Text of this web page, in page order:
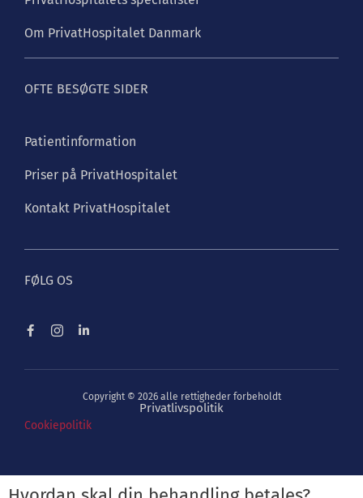
Om PrivatHospitalet Danmark
OFTE BESØGTE SIDER
Patientinformation
Priser på PrivatHospitalet
Kontakt PrivatHospitalet
FØLG OS
Copyright © 2026 alle rettigheder forbeholdt
Privatlivspolitik
Cookiepolitik